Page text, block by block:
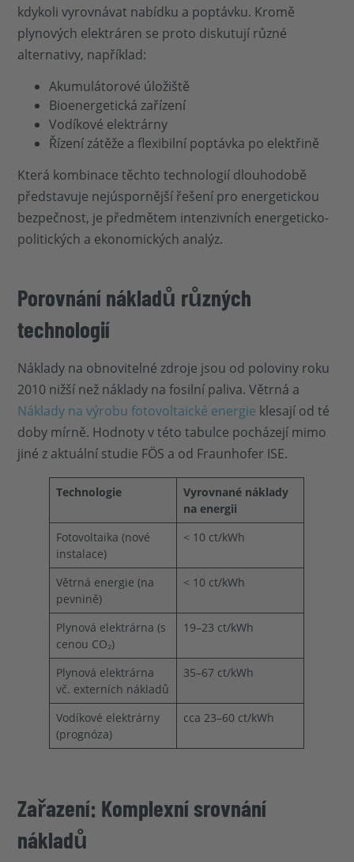
kdykoli vyrovnávat nabídku a poptávku. Kromě
plynových elektráren se proto diskutují různé
alternativy, například:
Akumulátorové úložiště
Bioenergetická zařízení
Vodíkové elektrárny
Řízení zátěže a flexibilní poptávka po elektřině
Která kombinace těchto technologií dlouhodobě
představuje nejúspornější řešení pro energetickou
bezpečnost, je předmětem intenzivních energeticko-
politických a ekonomických analýz.
Porovnání nákladů různých
technologií
Náklady na obnovitelné zdroje jsou od poloviny roku
2010 nižší než náklady na fosilní paliva. Větrná a
Náklady na výrobu fotovoltaické energie klesají od té
doby mírně. Hodnoty v této tabulce pocházejí mimo
jiné z aktuální studie FÖS a od Fraunhofer ISE.
Technologie
Vyrovnané náklady
na energii
Fotovoltaika (nové
instalace)
< 10 ct/kWh
Větrná energie (na
pevnině)
< 10 ct/kWh
Plynová elektrárna (s
cenou CO₂)
19–23 ct/kWh
Plynová elektrárna
vč. externích nákladů
35–67 ct/kWh
Vodíkové elektrárny
(prognóza)
cca 23–60 ct/kWh
Zařazení: Komplexní srovnání
nákladů